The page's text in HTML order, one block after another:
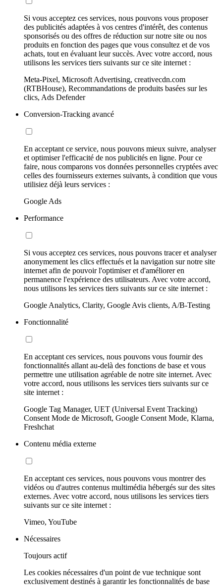
Si vous acceptez ces services, nous pouvons vous proposer
des publicités adaptées à vos centres d'intérêt, des contenus
sponsorisés ou des offres de réduction sur notre site ou nos
produits en fonction des pages que vous consultez et de vos
achats, tout en évaluant leur succès. Avec votre accord, nous
utilisons les services tiers suivants sur ce site internet :
Meta-Pixel, Microsoft Advertising, creativecdn.com
(RTBHouse), Recommandations de produits basées sur les
clics, Ads Defender
Conversion-Tracking avancé
En acceptant ce service, nous pouvons mieux suivre, analyser
et optimiser l'efficacité de nos publicités en ligne. Pour ce
faire, nous comparons vos données personnelles cryptées avec
celles des fournisseurs externes suivants, à condition que vous
utilisiez déjà leurs services :
Google Ads
Performance
Si vous acceptez ces services, nous pouvons tracer et analyser
anonymement les clics effectués et la navigation sur notre site
internet afin de pouvoir l'optimiser et d'améliorer en
permanence l'expérience des utilisateurs. Avec votre accord,
nous utilisons les services tiers suivants sur ce site internet :
Google Analytics, Clarity, Google Avis clients, A/B-Testing
Fonctionnalité
En acceptant ces services, nous pouvons vous fournir des
fonctionnalités allant au-delà des fonctions de base et vous
permettre une utilisation agréable de notre site internet. Avec
votre accord, nous utilisons les services tiers suivants sur ce
site internet :
Google Tag Manager, UET (Universal Event Tracking)
Consent Mode de Microsoft, Google Consent Mode, Klarna,
Freshchat
Contenu média externe
En acceptant ces services, nous pouvons vous montrer des
vidéos ou d'autres contenus multimédia hébergés sur des sites
externes. Avec votre accord, nous utilisons les services tiers
suivants sur ce site internet :
Vimeo, YouTube
Nécessaires
Toujours actif
Les cookies nécessaires d'un point de vue technique sont
exclusivement destinés à garantir les fonctionnalités de base